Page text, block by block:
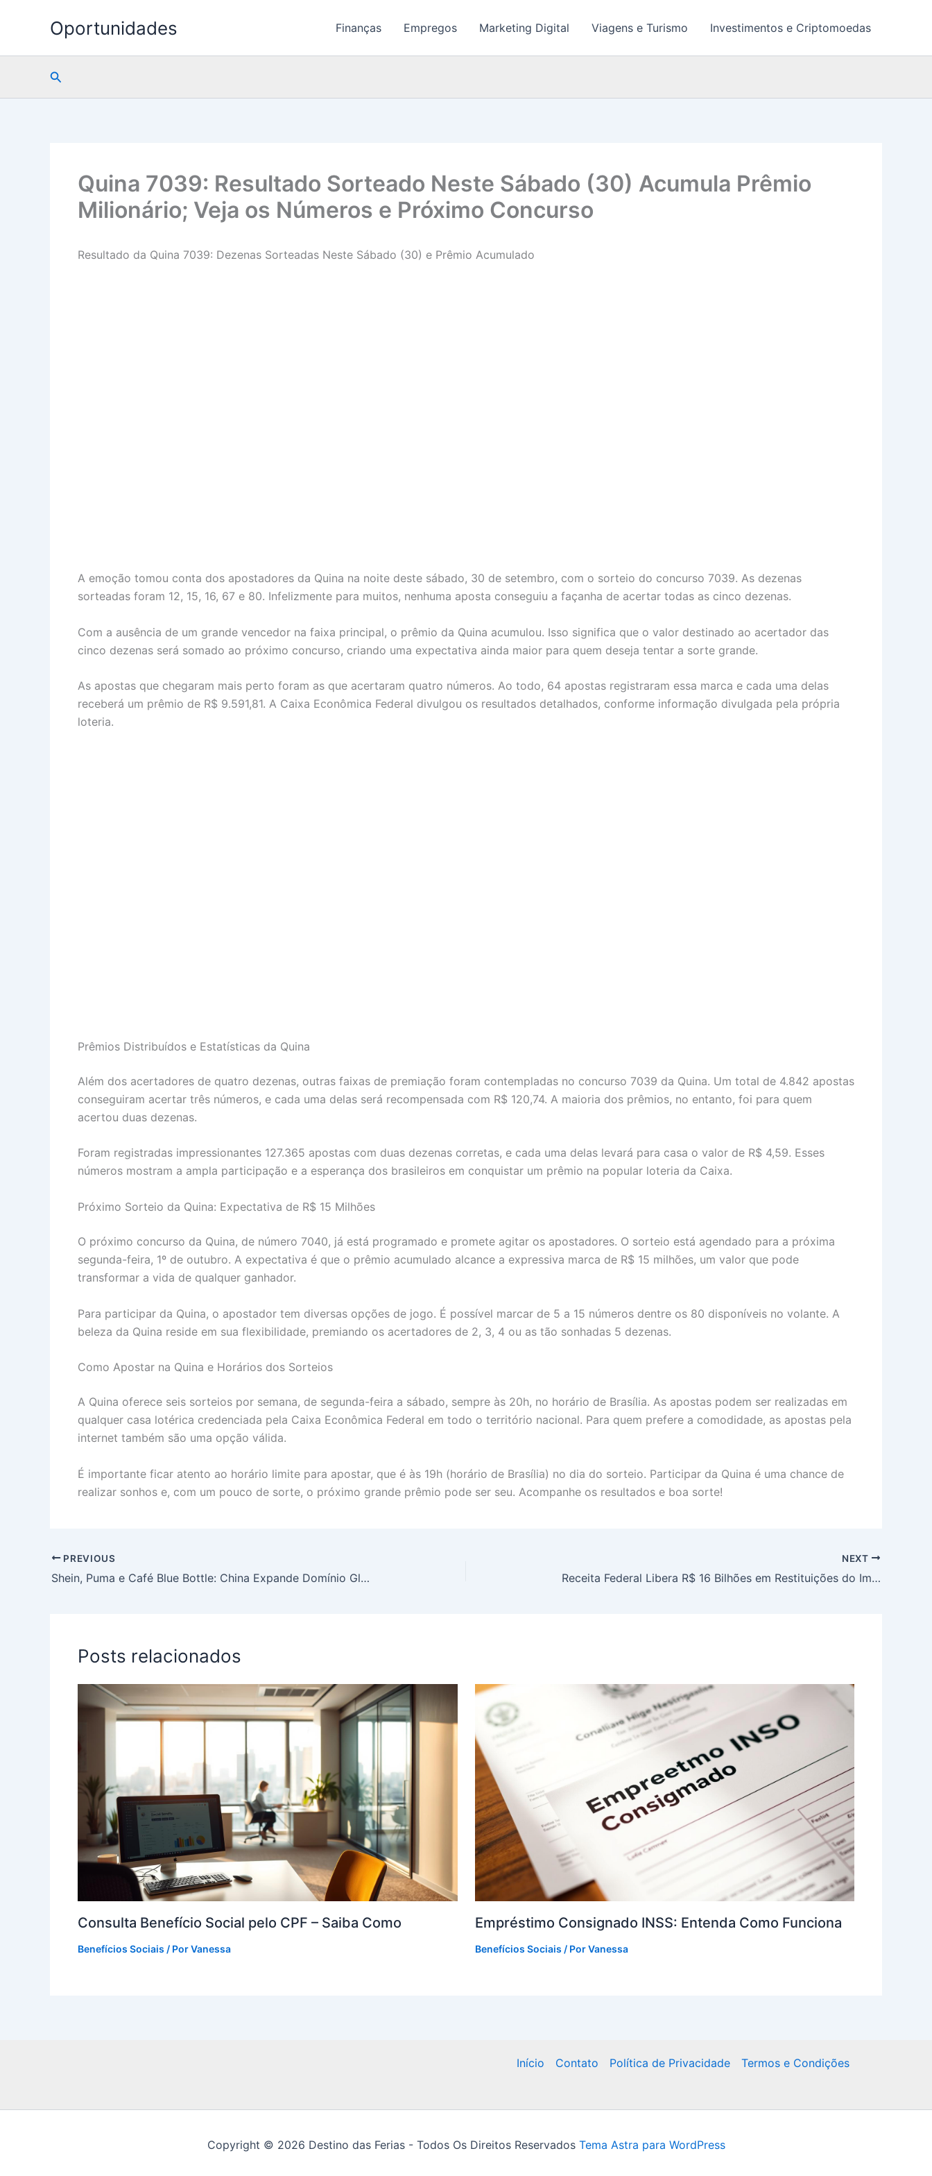
Oportunidades Finanças Empregos Marketing Digital Viagens e Turismo Investimentos e Criptomoedas
Pesquisar
Quina 7039: Resultado Sorteado Neste Sábado (30) Acumula Prêmio
Milionário; Veja os Números e Próximo Concurso
Resultado da Quina 7039: Dezenas Sorteadas Neste Sábado (30) e Prêmio Acumulado
A emoção tomou conta dos apostadores da Quina na noite deste sábado, 30 de setembro, com o sorteio do concurso 7039. As dezenas
sorteadas foram 12, 15, 16, 67 e 80. Infelizmente para muitos, nenhuma aposta conseguiu a façanha de acertar todas as cinco dezenas.
Com a ausência de um grande vencedor na faixa principal, o prêmio da Quina acumulou. Isso significa que o valor destinado ao acertador das
cinco dezenas será somado ao próximo concurso, criando uma expectativa ainda maior para quem deseja tentar a sorte grande.
As apostas que chegaram mais perto foram as que acertaram quatro números. Ao todo, 64 apostas registraram essa marca e cada uma delas
receberá um prêmio de R$ 9.591,81. A Caixa Econômica Federal divulgou os resultados detalhados, conforme informação divulgada pela própria
loteria.
Prêmios Distribuídos e Estatísticas da Quina
Além dos acertadores de quatro dezenas, outras faixas de premiação foram contempladas no concurso 7039 da Quina. Um total de 4.842 apostas
conseguiram acertar três números, e cada uma delas será recompensada com R$ 120,74. A maioria dos prêmios, no entanto, foi para quem
acertou duas dezenas.
Foram registradas impressionantes 127.365 apostas com duas dezenas corretas, e cada uma delas levará para casa o valor de R$ 4,59. Esses
números mostram a ampla participação e a esperança dos brasileiros em conquistar um prêmio na popular loteria da Caixa.
Próximo Sorteio da Quina: Expectativa de R$ 15 Milhões
O próximo concurso da Quina, de número 7040, já está programado e promete agitar os apostadores. O sorteio está agendado para a próxima
segunda-feira, 1º de outubro. A expectativa é que o prêmio acumulado alcance a expressiva marca de R$ 15 milhões, um valor que pode
transformar a vida de qualquer ganhador.
Para participar da Quina, o apostador tem diversas opções de jogo. É possível marcar de 5 a 15 números dentre os 80 disponíveis no volante. A
beleza da Quina reside em sua flexibilidade, premiando os acertadores de 2, 3, 4 ou as tão sonhadas 5 dezenas.
Como Apostar na Quina e Horários dos Sorteios
A Quina oferece seis sorteios por semana, de segunda-feira a sábado, sempre às 20h, no horário de Brasília. As apostas podem ser realizadas em
qualquer casa lotérica credenciada pela Caixa Econômica Federal em todo o território nacional. Para quem prefere a comodidade, as apostas pela
internet também são uma opção válida.
É importante ficar atento ao horário limite para apostar, que é às 19h (horário de Brasília) no dia do sorteio. Participar da Quina é uma chance de
realizar sonhos e, com um pouco de sorte, o próximo grande prêmio pode ser seu. Acompanhe os resultados e boa sorte!
PREVIOUS
Shein, Puma e Café Blue Bottle: China Expande Domínio Global para Além da Tecnologia, Conquistando o Consumo do Dia a Dia
NEXT
Receita Federal Libera R$ 16 Bilhões em Restituições do Imposto de Renda Antes do Prazo Final de Entrega da DIRPF
Posts relacionados
Consulta Benefício Social pelo CPF – Saiba Como
Benefícios Sociais / PorVanessa
Empréstimo Consignado INSS: Entenda Como Funciona
Benefícios Sociais / PorVanessa
Início Contato Política de Privacidade Termos e Condições
Copyright © 2026 Destino das Ferias - Todos Os Direitos Reservados Tema Astra para WordPress